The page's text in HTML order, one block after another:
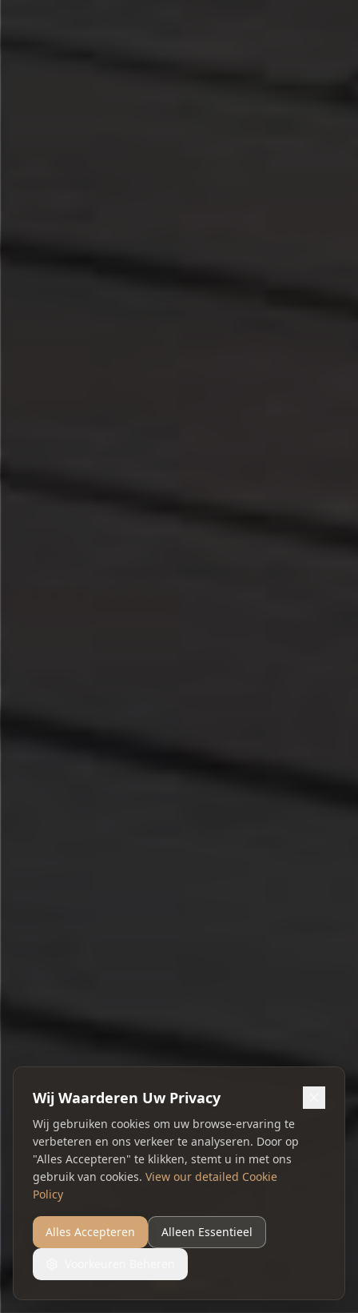
Wij Waarderen Uw Privacy
Wij gebruiken cookies om uw browse-ervaring te
verbeteren en ons verkeer te analyseren. Door op
"Alles Accepteren" te klikken, stemt u in met ons
gebruik van cookies. View our detailed Cookie
Policy
Alles Accepteren Alleen Essentieel